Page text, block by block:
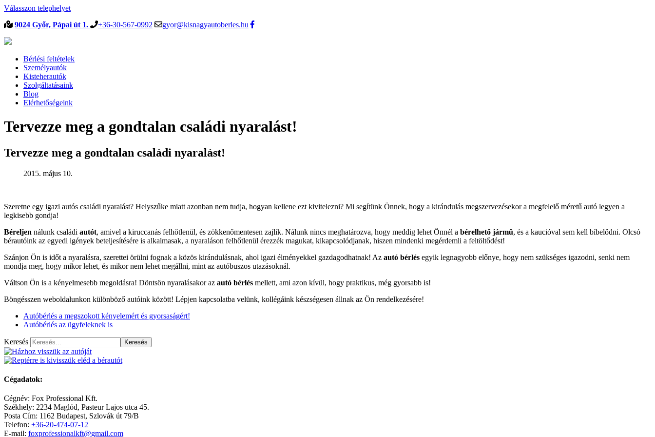
Válasszon telephelyet
9024 Győr, Pápai út 1.
+36-30-567-0992 gyor@kisnagyautoberles.hu
Bérlési feltételek
Személyautók
Kisteherautók
Szolgáltatásaink
Blog
Elérhetőségeink
Tervezze meg a gondtalan családi nyaralást!
Tervezze meg a gondtalan családi nyaralást!
2015. május 10.
Szeretne egy igazi autós családi nyaralást? Helyszűke miatt azonban nem tudja, hogyan kellene ezt kivitelezni? Mi segítünk Önnek, hogy a kirándulás megszervezésekor a megfelelő méretű autó legyen a
legkisebb gondja!
Béreljen nálunk családi autót, amivel a kiruccanás felhőtlenül, és zökkenőmentesen zajlik. Nálunk nincs meghatározva, hogy meddig lehet Önnél a bérelhető jármű, és a kaucióval sem kell bíbelődni. Olcsó
bérautóink az egyedi igények beteljesítésére is alkalmasak, a nyaraláson felhőtlenül érezzék magukat, kikapcsolódjanak, hiszen mindenki megérdemli a feltöltődést!
Szánjon Ön is időt a nyaralásra, szerettei örülni fognak a közös kirándulásnak, ahol igazi élményekkel gazdagodhatnak! Az autó bérlés egyik legnagyobb előnye, hogy nem szükséges igazodni, senki nem
mondja meg, hogy mikor lehet, és mikor nem lehet megállni, mint az autóbuszos utazásoknál.
Váltson Ön is a kényelmesebb megoldásra! Döntsön nyaralásakor az autó bérlés mellett, ami azon kívül, hogy praktikus, még gyorsabb is!
Böngésszen weboldalunkon különböző autóink között! Lépjen kapcsolatba velünk, kollégáink készségesen állnak az Ön rendelkezésére!
Autóbérlés a megszokott kényelemért és gyorsaságért!
Autóbérlés az ügyfeleknek is
Keresés Keresés
Cégadatok:
Cégnév: Fox Professional Kft.
Székhely: 2234 Maglód, Pasteur Lajos utca 45.
Posta Cím: 1162 Budapest, Szlovák út 79/B
Telefon: +36-20-474-07-12
E-mail: foxprofessionalkft@gmail.com